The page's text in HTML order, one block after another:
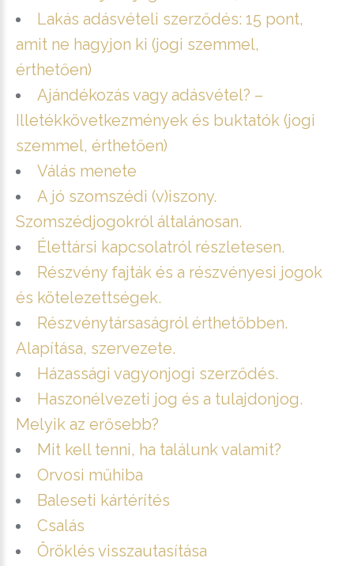
Lakás adásvételi szerződés: 15 pont,
amit ne hagyjon ki (jogi szemmel,
érthetően)
Ajándékozás vagy adásvétel? –
Illetékkövetkezmények és buktatók (jogi
szemmel, érthetően)
Válás menete
A jó szomszédi (v)iszony.
Szomszédjogokról általánosan.
Élettársi kapcsolatról részletesen.
Részvény fajták és a részvényesi jogok
és kötelezettségek.
Részvénytársaságról érthetőbben.
Alapítása, szervezete.
Házassági vagyonjogi szerződés.
Haszonélvezeti jog és a tulajdonjog.
Melyik az erősebb?
Mit kell tenni, ha találunk valamit?
Orvosi műhiba
Baleseti kártérítés
Csalás
Öröklés visszautasítása